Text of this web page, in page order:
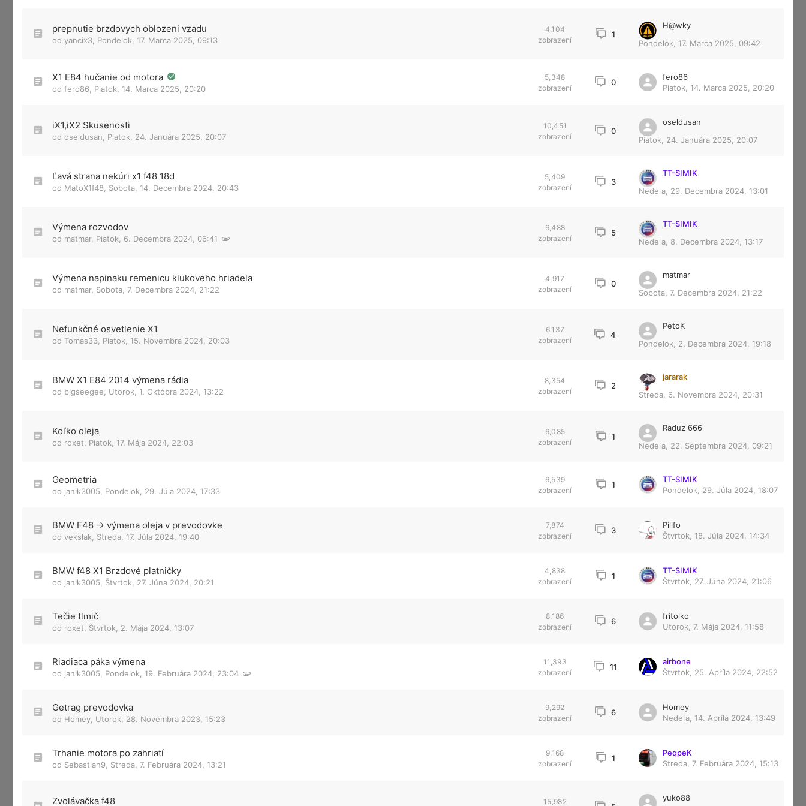
prepnutie brzdovych oblozeni vzadu
od yancix3 Pondelok, 17. Marca 2025, 09:13
4,104
zobrazení
1
H@wky
Pondelok, 17. Marca 2025, 09:42
X1 E84 hučanie od motora
od fero86 Piatok, 14. Marca 2025, 20:20
5,348
zobrazení
0
fero86
Piatok, 14. Marca 2025, 20:20
iX1,iX2 Skusenosti
od oseldusan Piatok, 24. Januára 2025, 20:07
10,451
zobrazení
0
oseldusan
Piatok, 24. Januára 2025, 20:07
Ľavá strana nekúri x1 f48 18d
od MatoX1f48 Sobota, 14. Decembra 2024, 20:43
5,409
zobrazení
3
TT-SIMIK
Nedeľa, 29. Decembra 2024, 13:01
Výmena rozvodov
od matmar, Piatok, 6. Decembra 2024, 06:41
6,488
zobrazení
5
TT-SIMIK
Nedeľa, 8. Decembra 2024, 13:17
Výmena napinaku remenicu klukoveho hriadela
od matmar, Sobota, 7. Decembra 2024, 21:22
4,917
zobrazení
0
matmar
Sobota, 7. Decembra 2024, 21:22
Nefunkčné osvetlenie X1
od Tomas33 Piatok, 15. Novembra 2024, 20:03
6,137
zobrazení
4
PetoK
Pondelok, 2. Decembra 2024, 19:18
BMW X1 E84 2014 výmena rádia
od bigseegee Utorok, 1. Októbra 2024, 13:22
8,354
zobrazení
2
jararak
Streda, 6. Novembra 2024, 20:31
Koľko oleja
od roxet Piatok, 17. Mája 2024, 22:03
6,085
zobrazení
1
Raduz 666
Nedeľa, 22. Septembra 2024, 09:21
Geometria
od janik3005 Pondelok, 29. Júla 2024, 17:33
6,539
zobrazení
1
TT-SIMIK
Pondelok, 29. Júla 2024, 18:07
BMW F48 -> výmena oleja v prevodovke
od vekslak Streda, 17. Júla 2024, 19:40
7,874
zobrazení
3
Pilifo
Štvrtok, 18. Júla 2024, 14:34
BMW f48 X1 Brzdové platničky
od janik3005 Štvrtok, 27. Júna 2024, 20:21
4,838
zobrazení
1
TT-SIMIK
Štvrtok, 27. Júna 2024, 21:06
Tečie tlmič
od roxet Štvrtok, 2. Mája 2024, 13:07
8,186
zobrazení
6
fritolko
Utorok, 7. Mája 2024, 11:58
Riadiaca páka výmena
od janik3005 Pondelok, 19. Februára 2024, 23:04
11,393
zobrazení
11
airbone
Štvrtok, 25. Apríla 2024, 22:52
Getrag prevodovka
od Homey Utorok, 28. Novembra 2023, 15:23
9,292
zobrazení
6
Homey
Nedeľa, 14. Apríla 2024, 13:49
Trhanie motora po zahriatí
od Sebastian9 Streda, 7. Februára 2024, 13:21
9,168
zobrazení
1
PeqpeK
Streda, 7. Februára 2024, 15:13
Zvolávačka f48 15,982 yuko88